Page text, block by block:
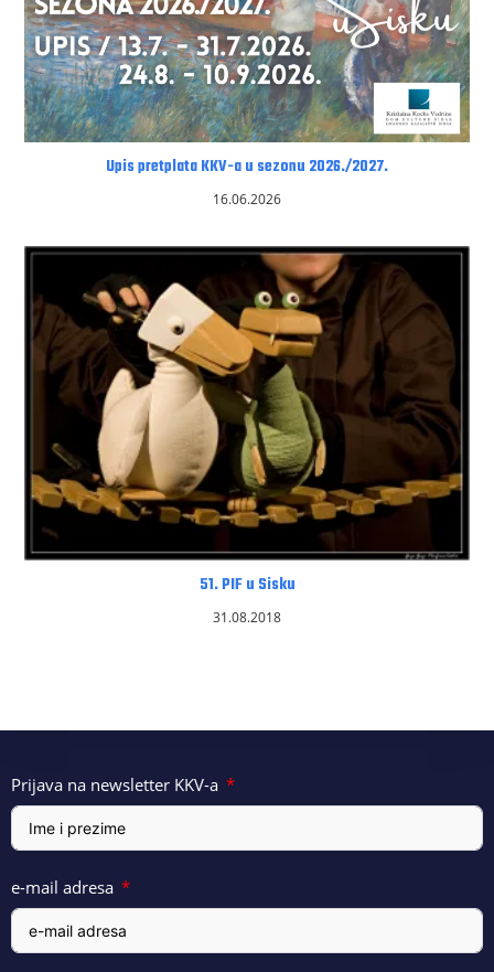
Upis pretplata KKV-a u sezonu 2026./2027.
16.06.2026
51. PIF u Sisku
31.08.2018
Prijava na newsletter KKV-a
e-mail adresa